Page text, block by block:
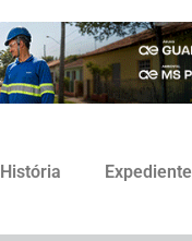
História Expediente